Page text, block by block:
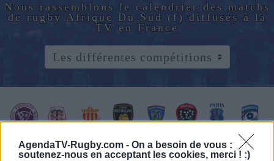
AgendaTV-Rugby.com - On a besoin de vous :
soutenez-nous en acceptant les cookies, merci ! :)
Nous rassemblons le calendrier des matchs
de rugby Afrique Du Sud (f) diffusés à la
TV en France